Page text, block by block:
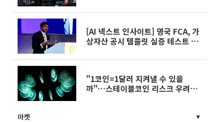
[AI 넥스트 인사이트] 영국 FCA, 가
상자산 공시 템플릿 실증 테스트 착
"1코인=1달러 지켜낼 수 있을
까"…스테이블코인 리스크 우려에
마켓